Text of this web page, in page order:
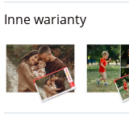
personalizowane
Torby
personalizowane
na 40 urodziny
na 50 urodziny
na wesele
dla miłośników
kotów
Inne warianty